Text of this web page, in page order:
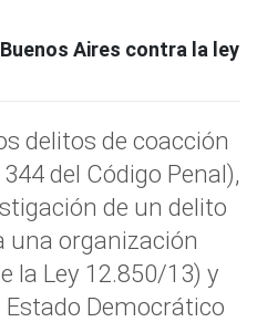
Aires contra la ley
delitos de coacción
del Código Penal),
de un delito
una organización
la Ley 12.850/13) y
Democrático